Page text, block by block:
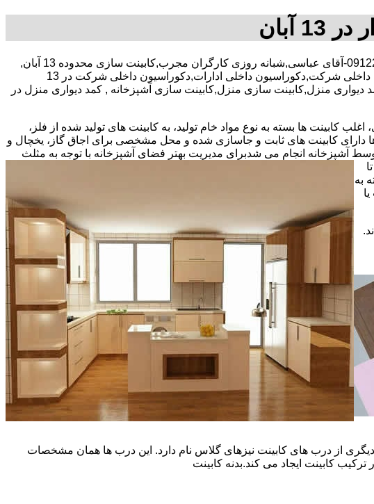
, کمد دیواری منطقه 13 آبان,کابینت سازی, کمد دیواری,دکوراسیون داخلی شرکت,دکوراسیون داخلی ادارات,دکوراسیون داخلی شرکت در 13
داخلی ادارات در 13 آبان,دکوراسیون داخلی با نرخ اتحادیه ,کابینت سازی در 13 آبان,کمد دیواری در 13 آبان,کمد دیواری منزل,کابینت سازی منزل,کابینت سازی آشپزخانه , کمد دیواری منزل در
کابینت ها بسته به نوع مواد خام تولید، به کابینت های تولید شده از فلز،
دارای کابینت های ثابت و جاسازی شده و محل مشخصی برای اجاق گاز، یخچال و
وسط آشپزخانه انجام می شدبرای مدیریت بهتر فضای آشپزخانه با توجه به مثلث
به
پی وی سی دارای ۶ تیپ و تنوع رنگی زیادی است. نوع دیگری از درب های کابینت نیزهای گلاس نام دارد. این درب ها همان مشخصات
کابینت ایجاد می کند.بدنه کابینت